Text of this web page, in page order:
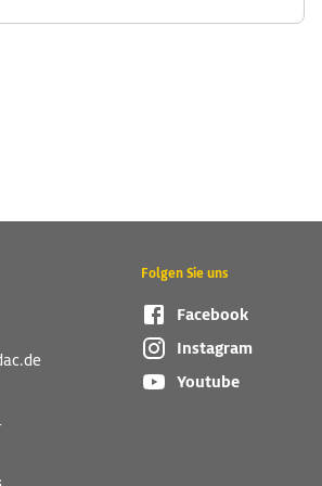
Folgen Sie uns
Facebook
Instagram
Youtube